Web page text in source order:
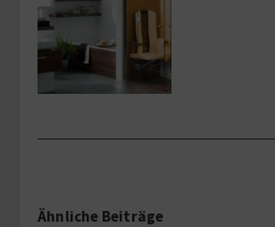
Ähnliche Beiträge